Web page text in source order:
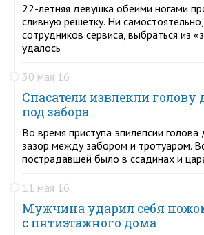
22-летняя девушка обеими ногами
сливную решетку. Ни
сотрудников сервиса, выбраться из
удалось
30 мая 16
Спасатели извлекли
под забора
Во время приступа эпилепсии
зазор между забором и тротуаром.
пострадавшей было в ссадинах и
11 мая 16
Мужчина ударил себя
с пятиэтажного дома